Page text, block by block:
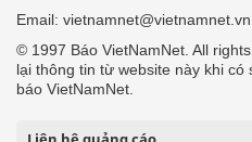
Email: vietnamnet@vietnamnet.vn
© 1997 Báo VietNamNet. All
lại thông tin từ website này khi
báo VietNamNet.